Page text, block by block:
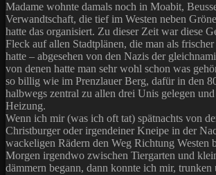
Madame wohnte damals noch in Moabit,
Verwandtschaft, die tief im Westen neben
hatte das organisiert. Zu dieser Zeit war diese
Fleck auf allen Stadtplänen, die man als
hatte – abgesehen von den Nazis der
von denen hatte man sehr wohl schon was
so billig wie im Prenzlauer Berg, dafür in den
halbwegs zentral zu allen drei Unis gelegen
Heizung.
Wenn ich mir (was ich oft tat) spätnachts von
Christburger oder irgendeiner Kneipe in der
wackeligen Rädern den Weg Richtung Westen
Morgen irgendwo zwischen Tiergarten und
dämmern begann, dann konnte ich mir, trunken